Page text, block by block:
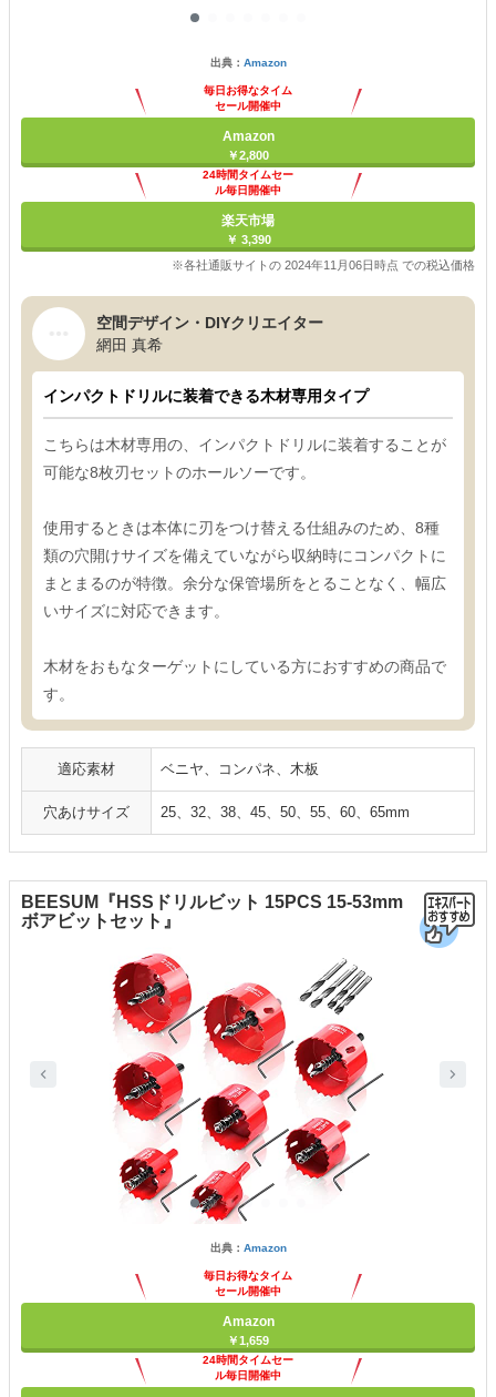
出典： Amazon
毎日お得なタイム
セール開催中
Amazon
￥2,800
24時間タイムセー
ル毎日開催中
楽天市場
￥ 3,390
※各社通販サイトの 2024年11月06日時点 での税込価格
空間デザイン・DIYクリエイター
網田 真希
インパクトドリルに装着できる木材専用タイプ
こちらは木材専用の、インパクトドリルに装着することが
可能な8枚刃セットのホールソーです。
使用するときは本体に刃をつけ替える仕組みのため、8種
類の穴開けサイズを備えていながら収納時にコンパクトに
まとまるのが特徴。余分な保管場所をとることなく、幅広
いサイズに対応できます。
木材をおもなターゲットにしている方におすすめの商品で
す。
適応素材 ベニヤ、コンパネ、木板
穴あけサイズ 25、32、38、45、50、55、60、65mm
BEESUM『HSSドリルビット 15PCS 15-53mm
ボアビットセット』
出典： Amazon
毎日お得なタイム
セール開催中
Amazon
￥1,659
24時間タイムセー
ル毎日開催中